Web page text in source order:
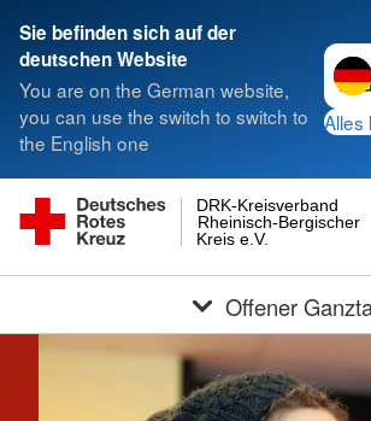
Sie befinden sich auf der
deutschen Website
You are on the German website,
you can use the switch to switch to
the English one
Alles
Kreis e.V.
Rheinisch-Bergischer
DRK-Kreisverband
Offener